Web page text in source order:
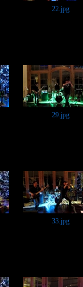
22.jpg
29.jpg
33.jpg